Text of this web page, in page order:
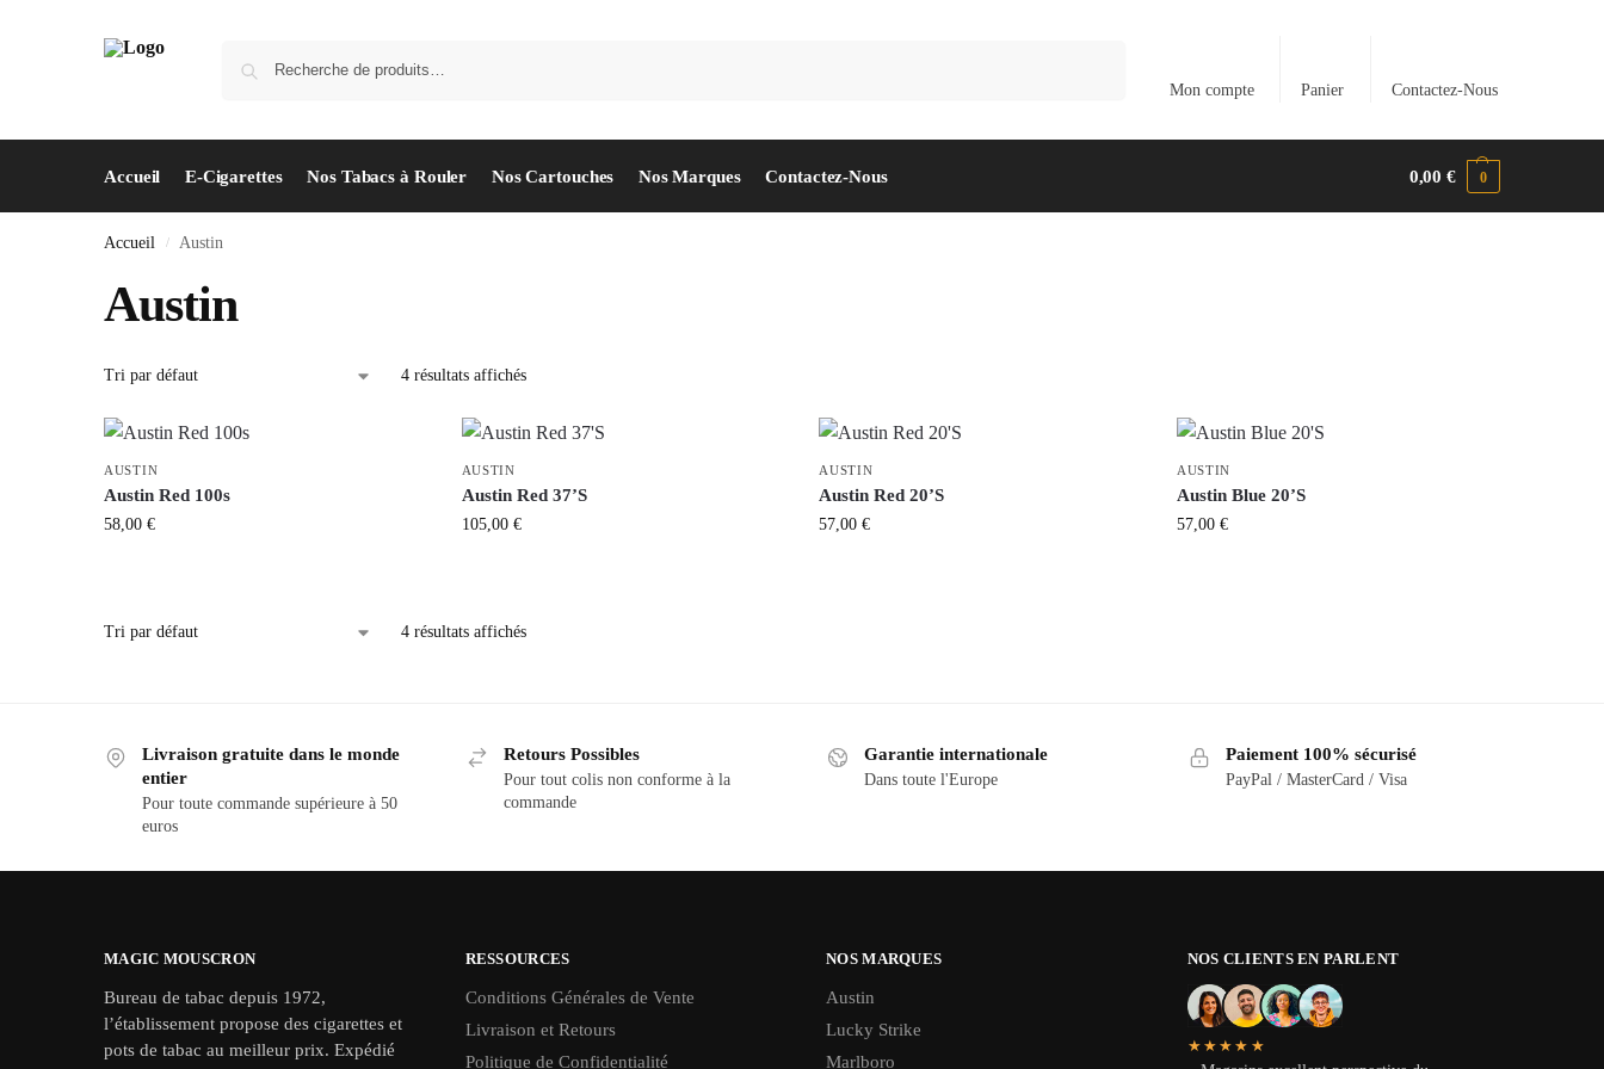
Mon compte Panier Contactez-Nous
Accueil E-Cigarettes Nos Tabacs à Rouler Nos Cartouches Nos Marques Contactez-Nous 0,00€ 0
Accueil / Austin
Austin
4 résultats affichés
AUSTIN
Austin Red 100s
58,00 €
AUSTIN
Austin Red 37’S
105,00 €
AUSTIN
Austin Red 20’S
57,00€
AUSTIN
Austin Blue 20’S
57,00 €
4 résultats affichés
Livraison gratuite dans le monde
entier
Pour toute commande supérieure à 50
euros
Retours Possibles
Pour tout colis non conforme à la
commande
Garantie internationale
Dans toute l'Europe
Paiement 100% sécurisé
PayPal / MasterCard / Visa
MAGIC MOUSCRON
Bureau de tabac depuis 1972,
l’établissement propose des cigarettes et
pots de tabac au meilleur prix. Expédié
RESSOURCES
Conditions Générales de Vente
Livraison et Retours
Politique de Confidentialité
NOS MARQUES
Austin
Lucky Strike
Marlboro
NOS CLIENTS EN PARLENT
★★★★★